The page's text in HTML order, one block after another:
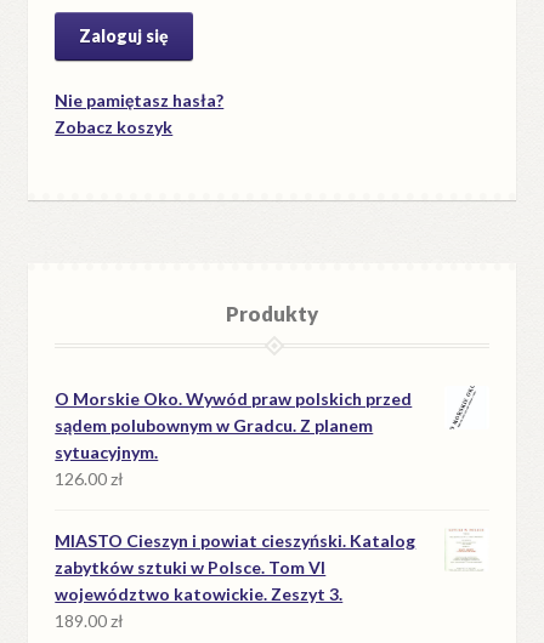
Nie pamiętasz hasła?
Zobacz koszyk
Produkty
O Morskie Oko. Wywód praw polskich przed
sądem polubownym w Gradcu. Z planem
sytuacyjnym.
126.00zł
MIASTO Cieszyn i powiat cieszyński. Katalog
zabytków sztuki w Polsce. Tom VI
województwo katowickie. Zeszyt 3.
189.00zł